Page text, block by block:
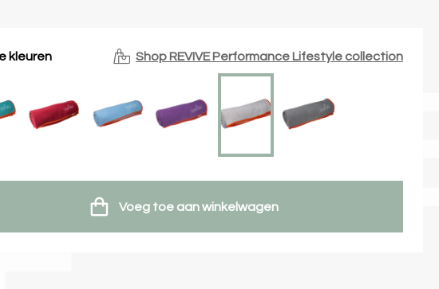
kleuren Shop REVIVE Performance Lifestyle collection
Voeg toe aan winkelwagen